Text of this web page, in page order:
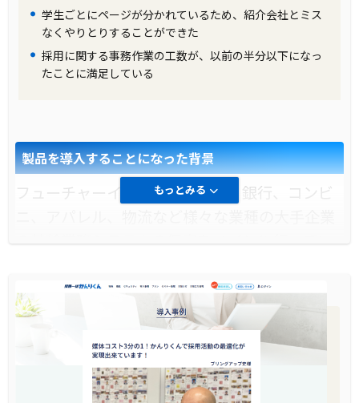
学生ごとにページが分かれているため、紹介会社とミス
なくやりとりすることができた
採用に関する事務作業の工数が、以前の半分以下になっ
たことに満足している
もっとみる
製品を導入することになった背景
フューチャーインスペース様は、銀行、コンビ
の基幹業務システムの保守をメインに行ってい
テクトが構築したシステムをお客様が使い始め
てからのシステム導入のきっかけや業務課題、
新たな課題の解決が必要でした。
導入前に企業が抱えていた課題